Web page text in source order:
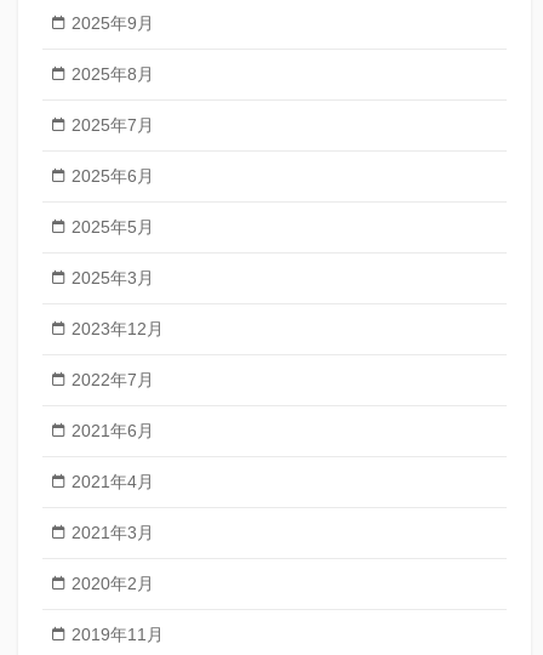
2025年9月
2025年8月
2025年7月
2025年6月
2025年5月
2025年3月
2023年12月
2022年7月
2021年6月
2021年4月
2021年3月
2020年2月
2019年11月